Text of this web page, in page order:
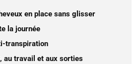
en place sans glisser
la journée
transpiration
au travail et aux sorties